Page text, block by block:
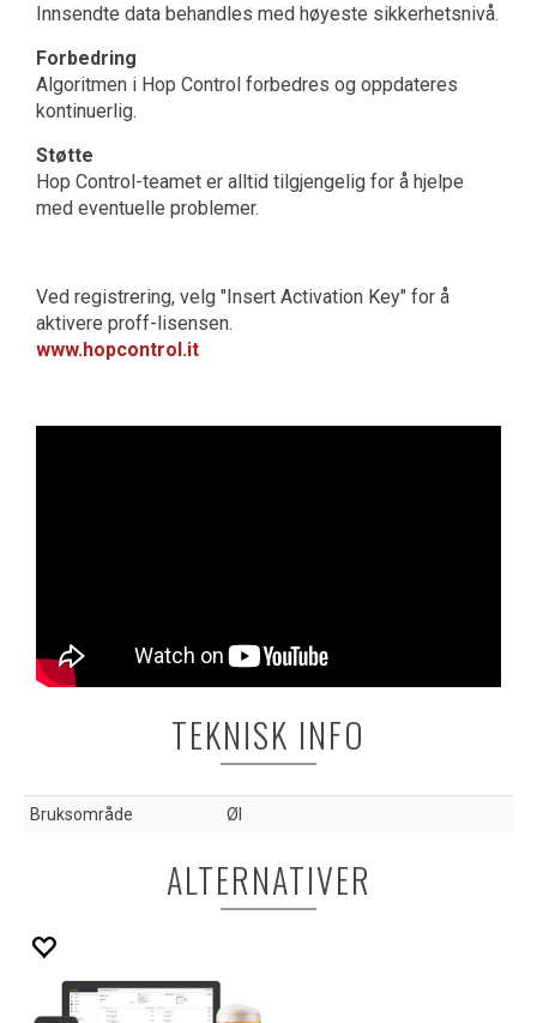
Innsendte data behandles med høyeste sikkerhetsnivå.
Forbedring
Algoritmen i Hop Control forbedres og oppdateres
kontinuerlig.
Støtte
Hop Control-teamet er alltid tilgjengelig for å hjelpe
med eventuelle problemer.
Ved registrering, velg "Insert Activation Key" for å
aktivere proff-lisensen.
www.hopcontrol.it
TEKNISK INFO
Bruksområde Øl
ALTERNATIVER